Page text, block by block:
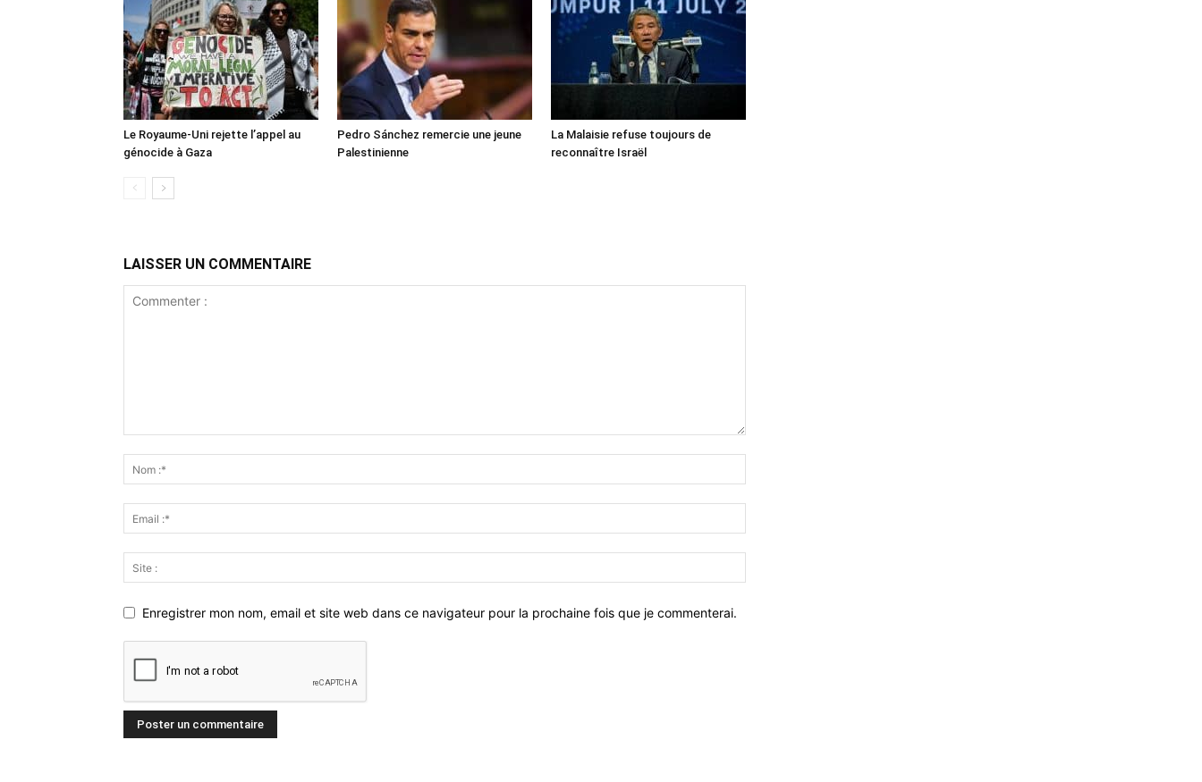
Le Royaume-Uni rejette l’appel au
génocide à Gaza
Pedro Sánchez remercie une jeune
Palestinienne
La Malaisie refuse toujours de
reconnaître Israël
LAISSER UN COMMENTAIRE
Enregistrer mon nom, email et site web dans ce navigateur pour la prochaine fois que je commenterai.